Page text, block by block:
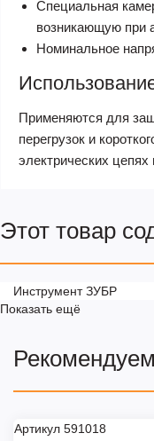
Специальная
возникающую при
Номинальное
Применяются для
перегрузок и
электрических
Этот товар
Инструмент ЗУБР
Показать ещё
Артикул 591018